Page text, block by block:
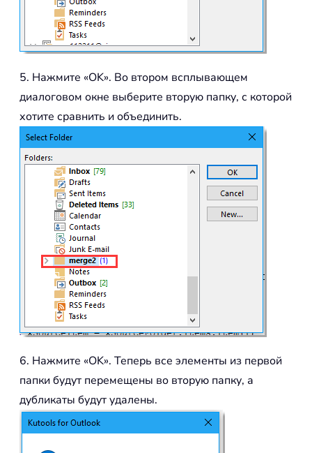
5. Нажмите «OK». Во втором всплывающем
диалоговом окне выберите вторую папку, с которой
хотите сравнить и объединить.
6. Нажмите «OK». Теперь все элементы из первой
папки будут перемещены во вторую папку, а
дубликаты будут удалены.